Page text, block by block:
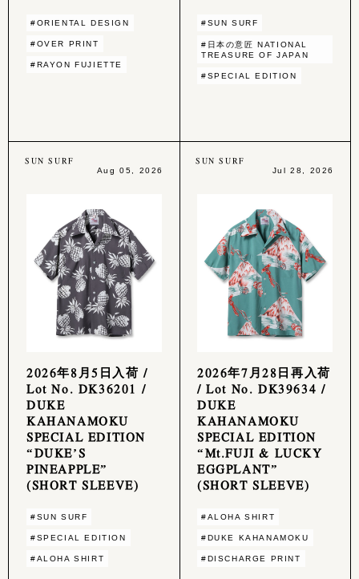
#ORIENTAL DESIGN
#OVER PRINT
#RAYON FUJIETTE
#SUN SURF
#日本の意匠 NATIONAL
TREASURE OF JAPAN
#SPECIAL EDITION
SUN SURF
Aug 05, 2026
2026年8月5日入荷 /
Lot No. DK36201 /
DUKE
KAHANAMOKU
SPECIAL EDITION
“DUKE’S
PINEAPPLE”
(SHORT SLEEVE)
#SUN SURF
#SPECIAL EDITION
#ALOHA SHIRT
SUN SURF
Jul 28, 2026
2026年7月28日再入荷
/ Lot No. DK39634 /
DUKE
KAHANAMOKU
SPECIAL EDITION
“Mt.FUJI & LUCKY
EGGPLANT”
(SHORT SLEEVE)
#ALOHA SHIRT
#DUKE KAHANAMOKU
#DISCHARGE PRINT